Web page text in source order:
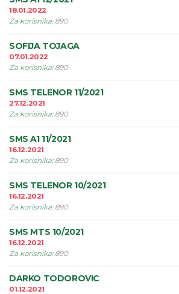
18.01.2022
Za korisnika: 890
SOFIJA TOJAGA
07.01.2022
Za korisnika: 890
SMS TELENOR 11/2021
27.12.2021
Za korisnika: 890
SMS A1 11/2021
16.12.2021
Za korisnika: 890
SMS TELENOR 10/2021
16.12.2021
Za korisnika: 890
SMS MTS 10/2021
16.12.2021
Za korisnika: 890
DARKO TODOROVIC
01.12.2021